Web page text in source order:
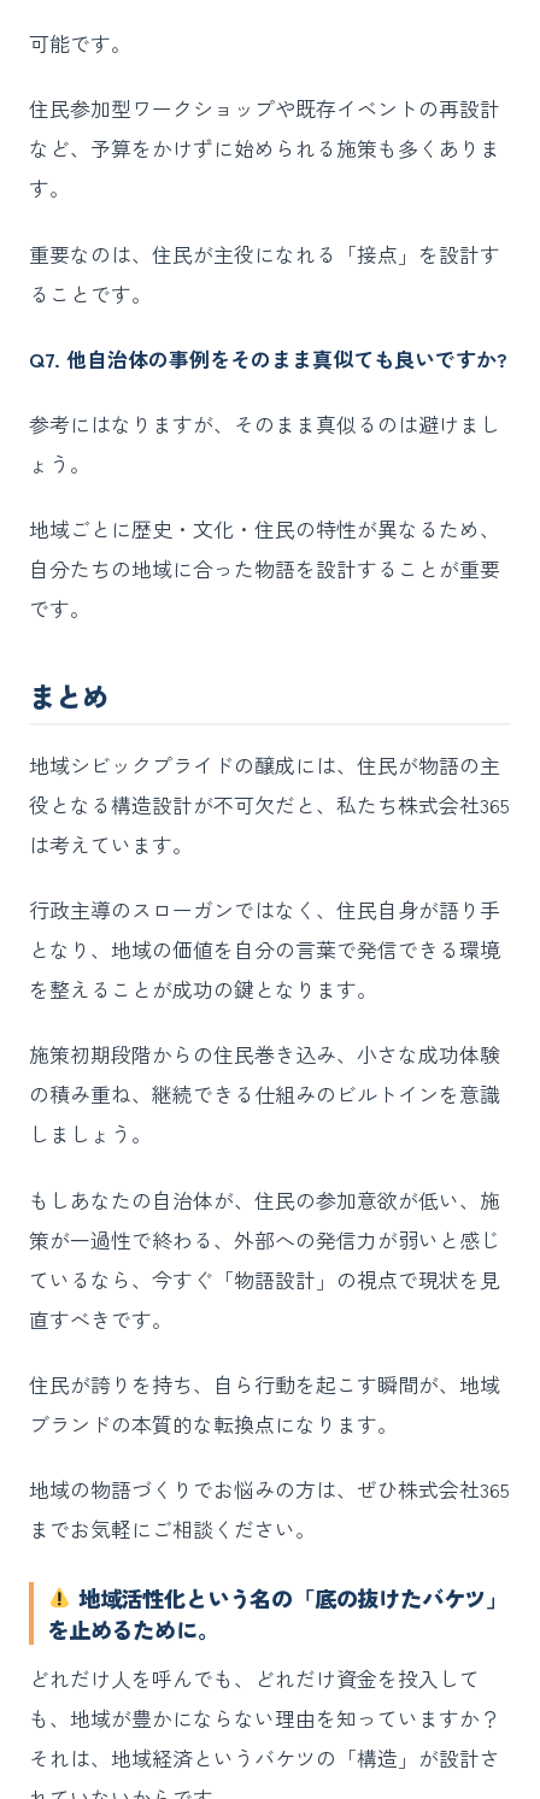
可能です。
住民参加型ワークショップや既存イベントの再設計
など、予算をかけずに始められる施策も多くありま
す。
重要なのは、住民が主役になれる「接点」を設計す
ることです。
Q7. 他自治体の事例をそのまま真似ても良いですか?
参考にはなりますが、そのまま真似るのは避けまし
ょう。
地域ごとに歴史・文化・住民の特性が異なるため、
自分たちの地域に合った物語を設計することが重要
です。
まとめ
地域シビックプライドの醸成には、住民が物語の主
役となる構造設計が不可欠だと、私たち株式会社365
は考えています。
行政主導のスローガンではなく、住民自身が語り手
となり、地域の価値を自分の言葉で発信できる環境
を整えることが成功の鍵となります。
施策初期段階からの住民巻き込み、小さな成功体験
の積み重ね、継続できる仕組みのビルトインを意識
しましょう。
もしあなたの自治体が、住民の参加意欲が低い、施
策が一過性で終わる、外部への発信力が弱いと感じ
ているなら、今すぐ「物語設計」の視点で現状を見
直すべきです。
住民が誇りを持ち、自ら行動を起こす瞬間が、地域
ブランドの本質的な転換点になります。
地域の物語づくりでお悩みの方は、ぜひ株式会社365
までお気軽にご相談ください。
地域活性化という名の「底の抜けたバケツ」
を止めるために。
どれだけ人を呼んでも、どれだけ資金を投入して
も、地域が豊かにならない理由を知っていますか？
それは、地域経済というバケツの「構造」が設計さ